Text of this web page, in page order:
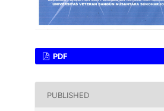
PDF
PUBLISHED